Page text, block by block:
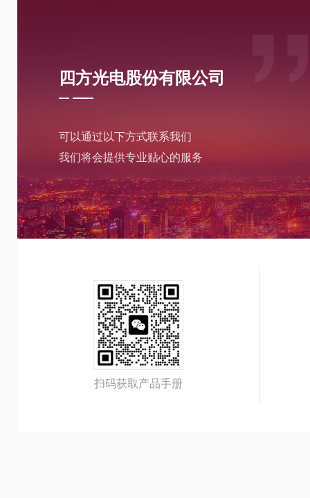
四方光电股份有限公司
可以通过以下方式联系我们
我们将会提供专业贴心的服务
扫码获取产品手册